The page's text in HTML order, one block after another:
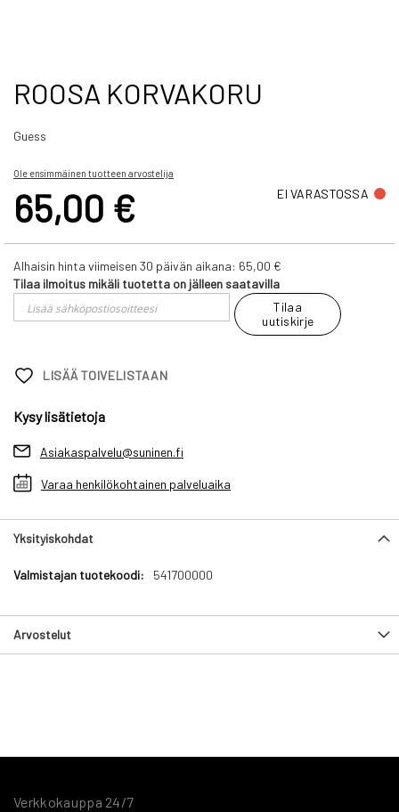
Skip
to
beginning
the
gallery
ROOSA KORVAKORU
Guess
Ole ensimmäinen tuotteen arvostelija
65,00 € EI VARASTOSSA
Alhaisin hinta viimeisen 30 päivän aikana: 65,00 €
Tilaa ilmoitus mikäli tuotetta on jälleen saatavilla
Tilaa
uutiskirje
LISÄÄ TOIVELISTAAN
Kysy lisätietoja
Asiakaspalvelu@suninen.fi
Varaa henkilökohtainen palveluaika
Yksityiskohdat
Yksityiskohdat 541700000
Arvostelut
Verkkokauppa 24/7